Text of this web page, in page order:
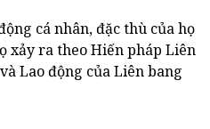
cá nhân, đặc thù của họ
xảy ra theo Hiến pháp Liên
Lao động của Liên bang